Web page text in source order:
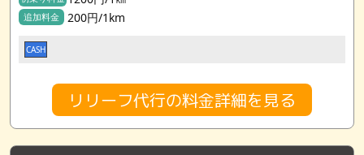
追加料金 200円/1km
CASH
リリーフ代行の料金詳細を見る